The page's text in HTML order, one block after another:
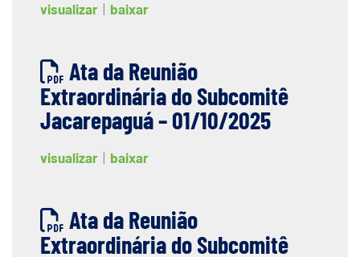
visualizar baixar
Ata da Reunião
Extraordinária do Subcomitê
Jacarepaguá – 01/10/2025
visualizar baixar
Ata da Reunião
Extraordinária do Subcomitê